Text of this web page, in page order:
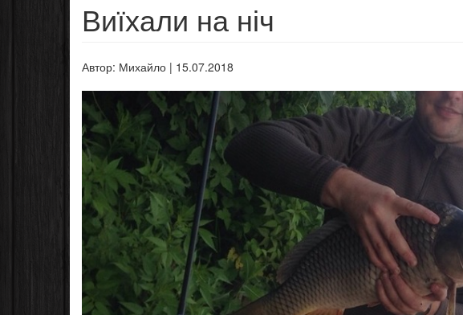
Виїхали на ніч
Автор: Михайло | 15.07.2018